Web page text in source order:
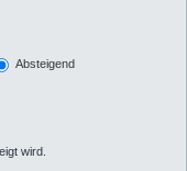
Absteigend
wird.